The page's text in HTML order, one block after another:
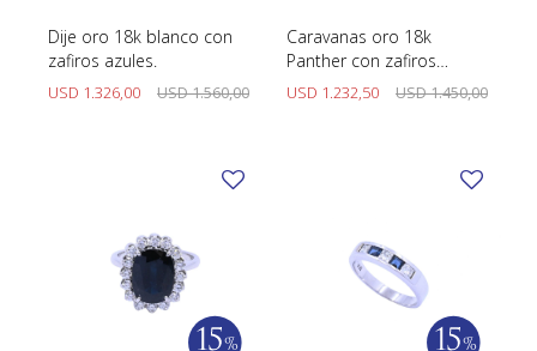
Dije oro 18k blanco con
zafiros azules.
USD 1.326,00 USD1.560,00
Caravanas oro 18k
Panther con zafiros
azules cabujón.
USD 1.232,50 USD1.450,00